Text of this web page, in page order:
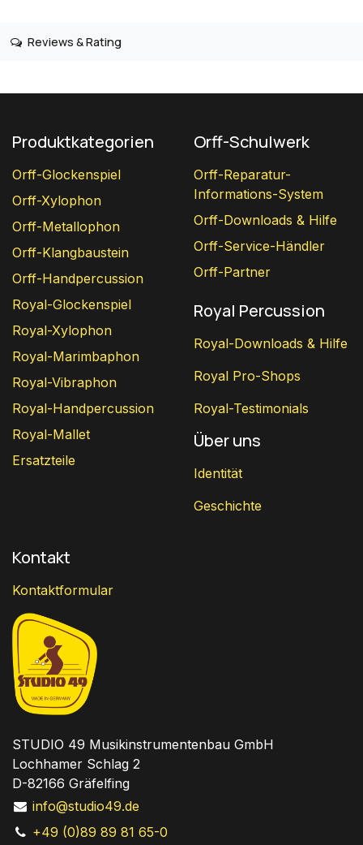
Reviews & Rating
Produktkategorien
Orff-Glockenspiel
Orff-Xylophon
Orff-Metallophon
Orff-Klangbaustein
Orff-Handpercussion
Royal-Glockenspiel
Royal-Xylophon
Royal-Marimbaphon
Royal-Vibraphon
Royal-Handpercussion
Royal-Mallet
Ersatzteile
Orff-Schulwerk
Orff-Reparatur-
Informations-System
Orff-Downloads & Hilfe
Orff-Service-Händler
Orff-Partner
Royal Percussion
Royal-Downloads & Hilfe
Royal Pro-Shops
Royal-Testimonials
Über uns
Identität
Geschichte
Kontakt
Kontaktformular
STUDIO 49 Musikinstrumentenbau GmbH
Lochhamer Schlag 2
D-82166 Gräfelfing
info@studio49.de
+49 (0)89 89 81 65-0